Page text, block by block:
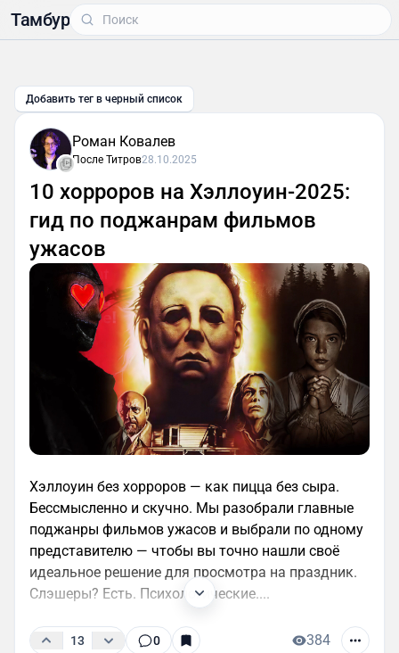
Тамбур
Добавить тег в черный список
Роман Ковалев
После Титров28.10.2025
10 хорроров на Хэллоуин-2025:
гид по поджанрам фильмов
ужасов
Хэллоуин без хорроров — как пицца без сыра.
Бессмысленно и скучно. Мы разобрали главные
поджанры фильмов ужасов и выбрали по одному
представителю — чтобы вы точно нашли своё
идеальное решение для просмотра на праздник.
Слэшеры? Есть. Психологические....
13 0 384